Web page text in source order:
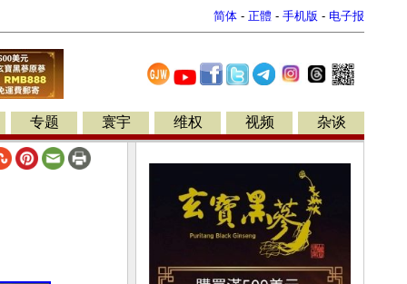
简体 - 正體 - 手机版 - 电子报
专题 寰宇 维权 视频 杂谈